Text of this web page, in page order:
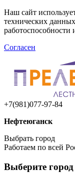
Наш сайт
технических
работоспособности
Согласен
+7(981)077-97-84
Нефтеюганск
Выбрать город
Работаем по всей
Выберите город